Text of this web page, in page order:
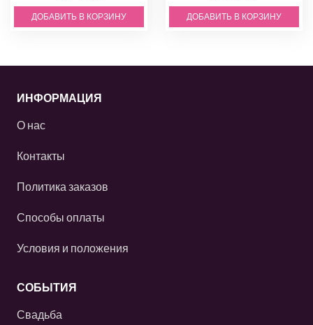
ДОБАВИТЬ В КОРЗИНУ ДОБАВИТЬ В КОРЗИНУ
ИНФОРМАЦИЯ
О нас
Контакты
Политика заказов
Способы оплаты
Условия и положения
СОБЫТИЯ
Свадьба